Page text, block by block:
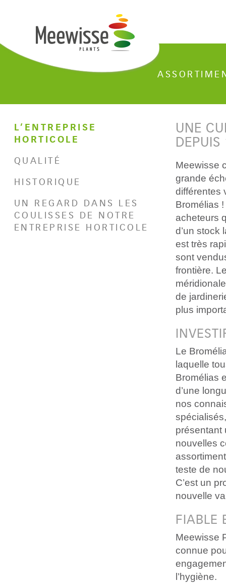
L’ENTREPRISE
HORTICOLE
QUALITÉ
HISTORIQUE
UN REGARD DANS LES
COULISSES DE NOTRE
ENTREPRISE HORTICOLE
UNE
Meewisse
grande
différentes
Bromélias
acheteurs
d’un stock
est très
sont
frontière.
de
plus
Le
laquelle
Bromélias
d’une
nos
présentant
nouvelles
teste de
C’est un
nouvelle
FIABLE
Meewisse
connue
l’hygiène.